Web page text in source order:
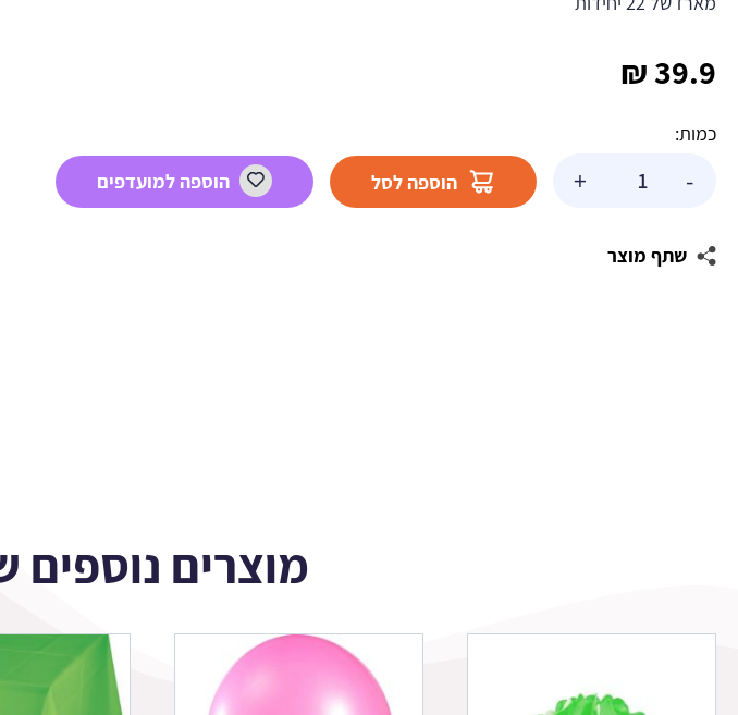
39.9
₪
כמות:
-
של
מסולסל
+ הוספה לסל הוספה למועדפים
שתף מוצר
מוצרים נוספים